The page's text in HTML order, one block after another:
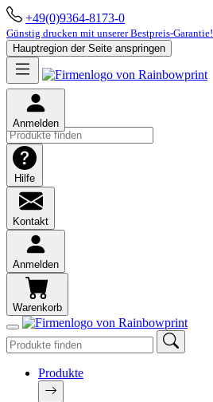
+49(0)9364-8173-0
Günstig drucken mit unserer Bestpreis-Garantie!
Hauptregion der Seite anspringen
Anmelden
Hilfe
Kontakt
Anmelden
Warenkorb
Produkte